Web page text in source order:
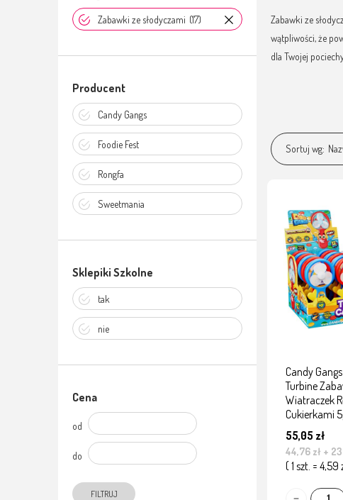
Zabawki ze słodyczami (17)
Producent
Candy Gangs
Foodie Fest
Rongfa
Sweetmania
Sklepiki Szkolne
tak
nie
Cena
od
do
FILTRUJ
Zabawki ze
wątpliwości, że
dla Twojej
Sortuj wg:
Candy
Turbine
Wiatraczek
Cukierkami
55,05 zł
44,76 zł +
( 1 szt. = 4,59